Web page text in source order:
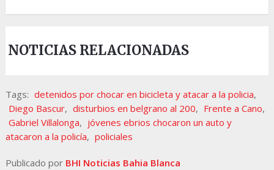
NOTICIAS RELACIONADAS
Tags: detenidos por chocar en bicicleta y atacar a la policia,
Diego Bascur, disturbios en belgrano al 200, Frente a Cano,
Gabriel Villalonga, jóvenes ebrios chocaron un auto y
atacaron a la policía, policiales
Publicado por BHI Noticias Bahia Blanca